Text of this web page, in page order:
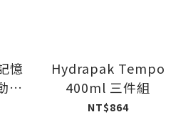
憶
水
Hydrapak Tempo
400ml 三件組
NT$864